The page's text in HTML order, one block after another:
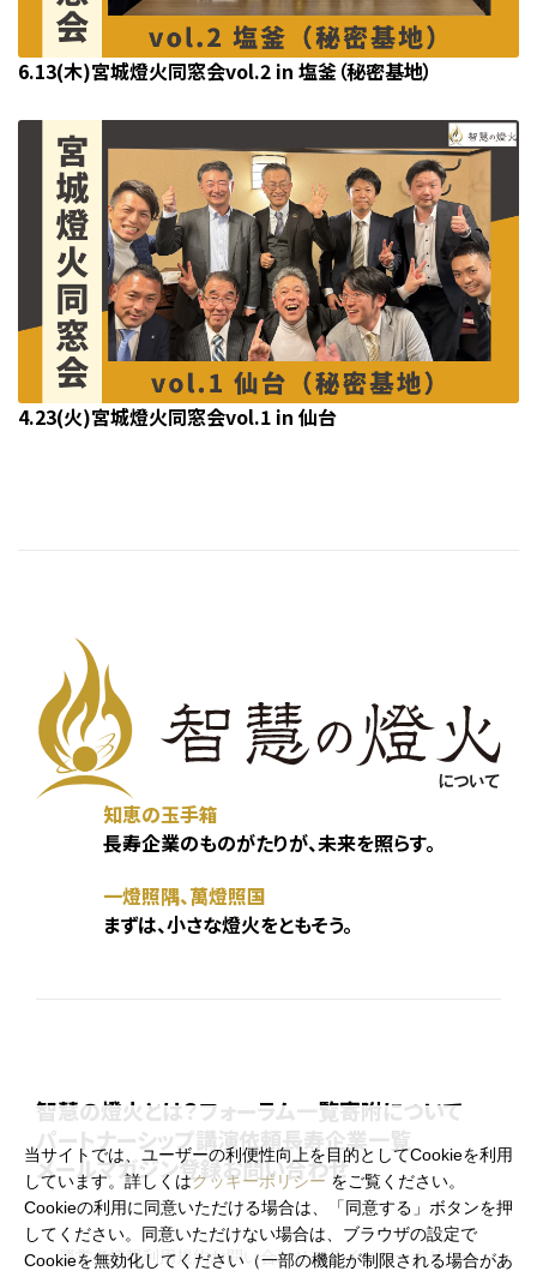
6.13(木)宮城燈火同窓会vol.2 in 塩釜（秘密基地）
4.23(火)宮城燈火同窓会vol.1 in 仙台
知恵の玉手箱
長寿企業のものがたりが、未来を照らす。
一燈照隅、萬燈照国
まずは、小さな燈火をともそう。
智慧の燈火とは？フォーラム一覧寄附について
パートナーシップ講演依頼長寿企業一覧
メールマガジン登録お問い合わせ
運営者情報 利用規約お問い合わせプライバシーポリシー
当サイトでは、ユーザーの利便性向上を目的としてCookieを利用
しています。詳しくはクッキーポリシー をご覧ください。
Cookieの利用に同意いただける場合は、「同意する」ボタンを押
してください。同意いただけない場合は、ブラウザの設定で
Cookieを無効化してください（一部の機能が制限される場合があ